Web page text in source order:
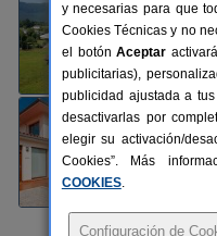
y necesarias para que
Cookies Técnicas y no
el botónAceptar
publicitarias),
publicidad ajustada a
desactivarlas por
elegir su activación/
Cookies”. Más
COOKIES.